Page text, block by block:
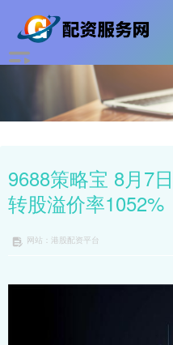
9688策略宝 8月7
转股溢价率1052%
网站：港股配资平台